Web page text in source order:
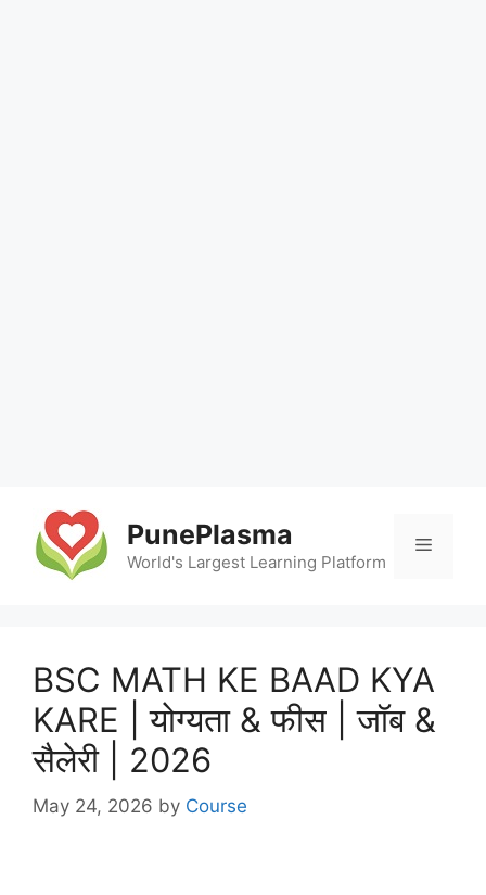
content
PunePlasma
World's Largest Learning Platform
Menu
BSC MATH KE BAAD KYA
KARE | योग्यता & फीस | जॉब &
सैलेरी | 2026
May 24, 2026 by Course